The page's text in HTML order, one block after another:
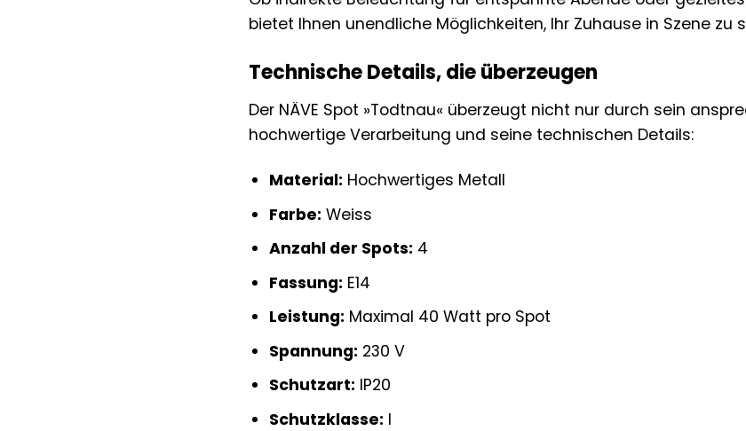
bietet Ihnen unendliche Möglichkeiten, Ihr Zuhause in Szene zu
Technische Details, die überzeugen
Der NÄVE Spot »Todtnau« überzeugt nicht nur durch sein
hochwertige Verarbeitung und seine technischen Details:
Material: Hochwertiges Metall
Farbe: Weiss
Anzahl der Spots: 4
Fassung: E14
Leistung: Maximal 40 Watt pro Spot
Spannung: 230 V
Schutzart: IP20
Schutzklasse: I